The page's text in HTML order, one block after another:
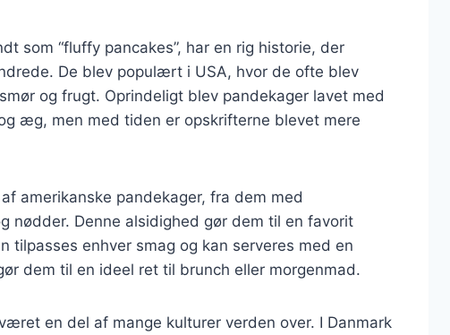
som “fluffy pancakes”, har en rig historie, der
De blev populært i USA, hvor de ofte blev
og frugt. Oprindeligt blev pandekager lavet med
æg, men med tiden er opskrifterne blevet mere
amerikanske pandekager, fra dem med
nødder. Denne alsidighed gør dem til en favorit
tilpasses enhver smag og kan serveres med en
dem til en ideel ret til brunch eller morgenmad.
en del af mange kulturer verden over. I Danmark